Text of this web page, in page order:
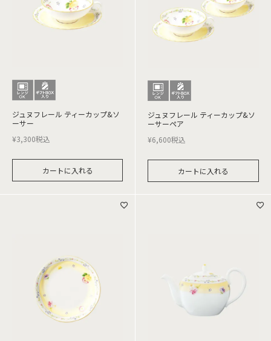
ジュヌフレール ティーカップ&ソ
ーサー
¥3,300税込
カートに入れる
ジュヌフレール ティーカップ&ソ
ーサーペア
¥6,600税込
カートに入れる